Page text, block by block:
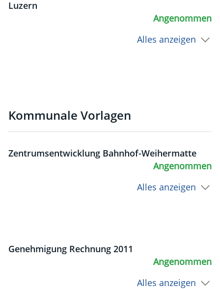
Luzern
Angenommen
Alles anzeigen
Kommunale Vorlagen
Zentrumsentwicklung Bahnhof-Weihermatte
Angenommen
Alles anzeigen
Genehmigung Rechnung 2011
Angenommen
Alles anzeigen